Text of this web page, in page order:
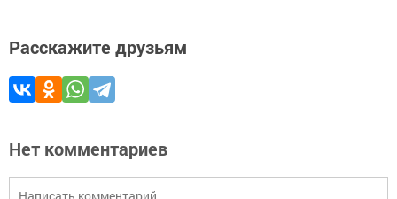
Расскажите друзьям
Нет комментариев